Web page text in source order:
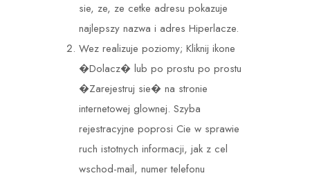
sie, ze, ze cetke adresu pokazuje
najlepszy nazwa i adres Hiperlacze.
Wez realizuje poziomy; Kliknij ikone
�Dolacz� lub po prostu po prostu
�Zarejestruj sie� na stronie
internetowej glownej. Szyba
rejestracyjne poprosi Cie w sprawie
ruch istotnych informacji, jak z cel
wschod-mail, numer telefonu